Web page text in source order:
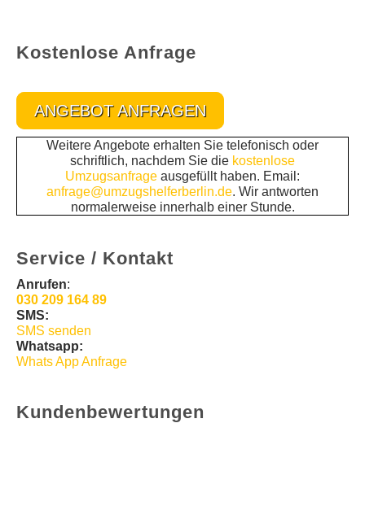
Kostenlose Anfrage
ANGEBOT ANFRAGEN
Weitere Angebote erhalten Sie telefonisch oder
schriftlich, nachdem Sie die kostenlose
Umzugsanfrage ausgefüllt haben. Email:
anfrage@umzugshelferberlin.de. Wir antworten
normalerweise innerhalb einer Stunde.
Service / Kontakt
Anrufen:
030 209 164 89
SMS:
SMS senden
Whatsapp:
Whats App Anfrage
Kundenbewertungen